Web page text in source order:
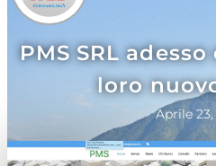
PMS SRL
loro
Aprile